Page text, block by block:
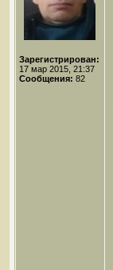
Зарегистрирован:
17 мар 2015, 21:37
Сообщения: 82